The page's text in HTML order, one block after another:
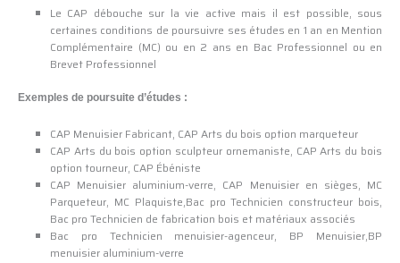
Le CAP débouche sur la vie active mais il est possible, sous
certaines conditions de poursuivre ses études en 1 an en Mention
Complémentaire (MC) ou en 2 ans en Bac Professionnel ou en
Brevet Professionnel
Exemples de poursuite d’études :
CAP Menuisier Fabricant, CAP Arts du bois option marqueteur
CAP Arts du bois option sculpteur ornemaniste, CAP Arts du bois
option tourneur, CAP Ébéniste
CAP Menuisier aluminium-verre, CAP Menuisier en sièges, MC
Parqueteur, MC Plaquiste,Bac pro Technicien constructeur bois,
Bac pro Technicien de fabrication bois et matériaux associés
Bac pro Technicien menuisier-agenceur, BP Menuisier,BP
menuisier aluminium-verre